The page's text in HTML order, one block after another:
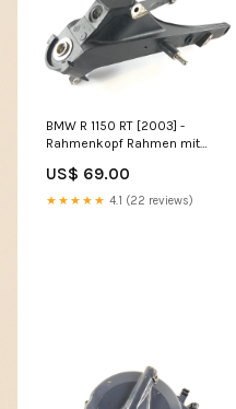
BMW R 1150 RT [2003] -
Rahmenkopf Rahmen mit
RP10
US$ 69.00
★★★★★ 4.1 (22 reviews)